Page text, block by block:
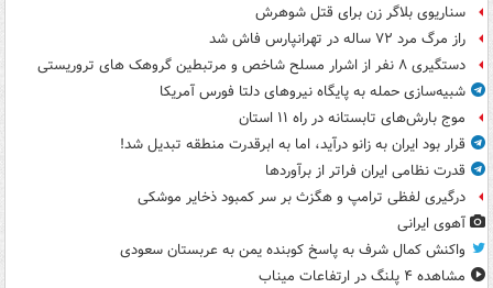
سناریوی بلاگر زن برای قتل شوهرش
راز مرگ مرد ۷۲ ساله در تهرانپارس فاش شد
دستگیری ۸ نفر از اشرار مسلح شاخص و مرتبطین گروهک های تروریستی
شبیه‌سازی حمله به پایگاه نیروهای دلتا فورس آمریکا
موج بارش‌های تابستانه در راه ۱۱ استان
قرار بود ایران به زانو درآید، اما به ابرقدرت منطقه تبدیل شد!
قدرت نظامی ایران فراتر از برآوردها
درگیری لفظی ترامپ و هگزث بر سر کمبود ذخایر موشکی
آهوی ایرانی
واکنش کمال شرف به پاسخ کوبنده یمن به عربستان سعودی
مشاهده ۴ پلنگ در ارتفاعات میناب